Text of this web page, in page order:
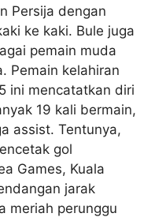
Persija dengan
ke kaki. Bule juga
pemain muda
Pemain kelahiran
ini mencatatkan diri
19 kali bermain,
assist. Tentunya,
gol
Games, Kuala
jarak
meriah perunggu